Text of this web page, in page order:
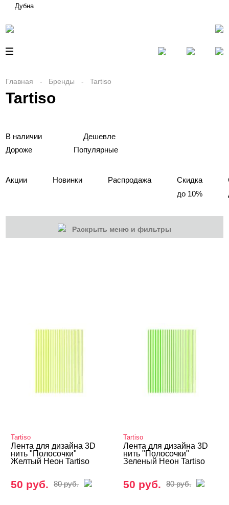
Дубна
Главная Бренды Tartiso
Tartiso
В наличии
Дешевле
Дороже
Популярные
Акции Новинки Распродажа
Скидка
до 10%
Раскрыть меню и фильтры
Tartiso
Лента для дизайна 3D
нить "Полосочки"
Желтый Неон Tartiso
50 руб. 80 руб.
Tartiso
Лента для дизайна 3D
нить "Полосочки"
Зеленый Неон Tartiso
50 руб. 80 руб.